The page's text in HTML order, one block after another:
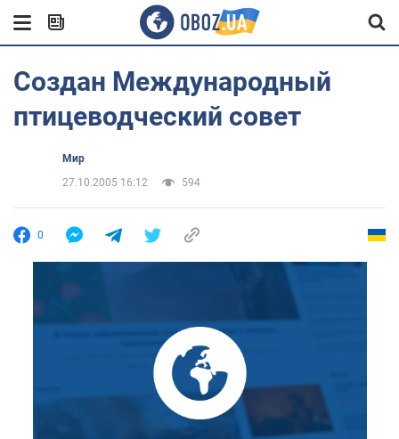
Создан Международный
птицеводческий совет
Мир
27.10.2005 16:12
594
0